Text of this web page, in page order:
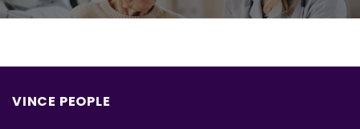
VINCE PEOPLE